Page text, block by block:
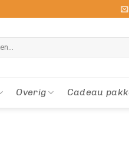
Overig Cadeau